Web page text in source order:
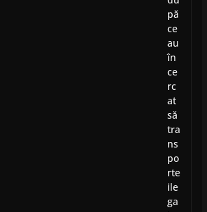
pă
ce
au
în
ce
rc
at
să
tra
ns
po
rte
ile
ga